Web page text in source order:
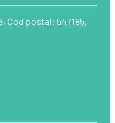
Cod postal: 547185,